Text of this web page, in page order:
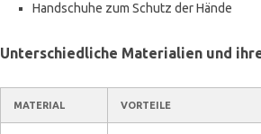
Handschuhe zum Schutz der Hände
Unterschiedliche Materialien und
MATERIAL VORTEILE